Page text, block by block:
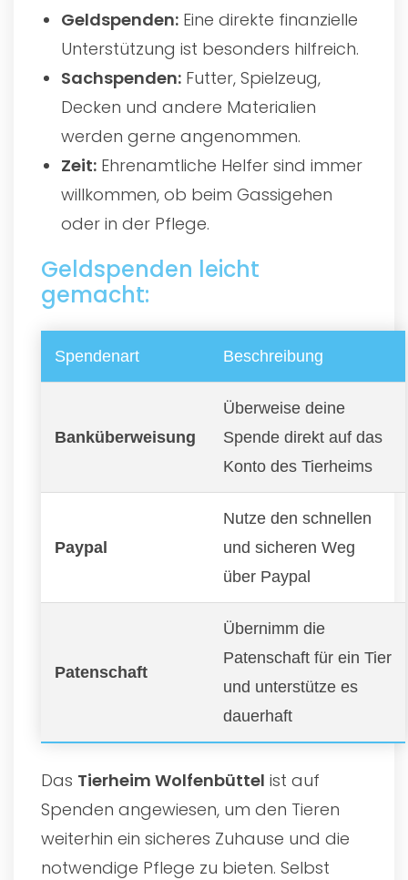
Geldspenden: Eine direkte finanzielle
Unterstützung ist besonders hilfreich.
Sachspenden: Futter, Spielzeug,
Decken und andere Materialien
werden gerne angenommen.
Zeit: Ehrenamtliche Helfer sind immer
willkommen, ob beim Gassigehen
oder in der Pflege.
Geldspenden leicht
gemacht:
Spendenart Beschreibung
Banküberweisung
Überweise deine
Spende direkt auf das
Konto des Tierheims
Paypal
Nutze den schnellen
und sicheren Weg
über Paypal
Patenschaft
Übernimm die
Patenschaft für ein Tier
und unterstütze es
dauerhaft
Das Tierheim Wolfenbüttel ist auf
Spenden angewiesen, um den Tieren
weiterhin ein sicheres Zuhause und die
notwendige Pflege zu bieten. Selbst